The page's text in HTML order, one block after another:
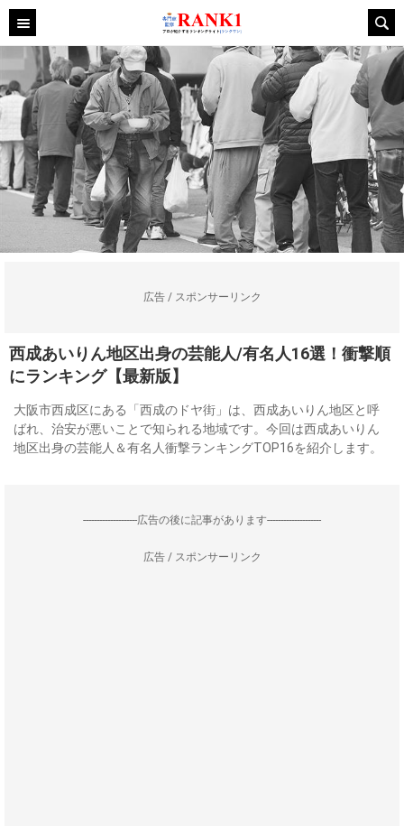
広告 / スポンサーリンク
西成あいりん地区出身の芸能人/有名人16選！衝撃順
にランキング【最新版】
大阪市西成区にある「西成のドヤ街」は、西成あいりん地区と呼
ばれ、治安が悪いことで知られる地域です。今回は西成あいりん
地区出身の芸能人＆有名人衝撃ランキングTOP16を紹介します。
--------------------広告の後に記事があります--------------------
広告 / スポンサーリンク